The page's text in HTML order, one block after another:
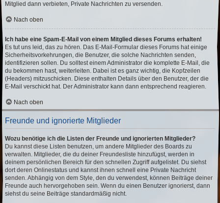
Mitglied dann verbieten, Private Nachrichten zu versenden.
Nach oben
Ich habe eine Spam-E-Mail von einem Mitglied dieses Forums erhalten!
Es tut uns leid, das zu hören. Das E-Mail-Formular dieses Forums hat einige
Sicherheitsvorkehrungen, die Benutzer, die solche Nachrichten senden,
identifizieren sollen. Du solltest einem Administrator die komplette E-Mail, die
du bekommen hast, weiterleiten. Dabei ist es ganz wichtig, die Kopfzeilen
(Headers) mitzuschicken. Diese enthalten Details über den Benutzer, der die
E-Mail verschickt hat. Der Administrator kann dann entsprechend reagieren.
Nach oben
Freunde und ignorierte Mitglieder
Wozu benötige ich die Listen der Freunde und ignorierten Mitglieder?
Du kannst diese Listen benutzen, um andere Mitglieder des Boards zu
verwalten. Mitglieder, die du deiner Freundesliste hinzufügst, werden in
deinem persönlichen Bereich für den schnellen Zugriff aufgelistet. Du siehst
dort deren Onlinestatus und kannst ihnen schnell eine Private Nachricht
senden. Abhängig von dem Style, den du verwendest, können Beiträge deiner
Freunde auch hervorgehoben sein. Wenn du einen Benutzer ignorierst, dann
siehst du seine Beiträge standardmäßig nicht.